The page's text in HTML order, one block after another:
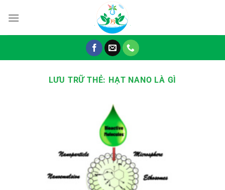
đến
LƯU TRỮ THẺ: HẠT NANO LÀ GÌ